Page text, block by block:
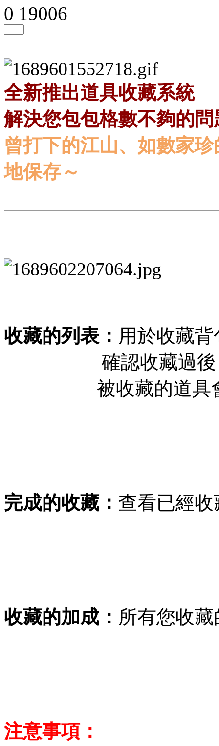
0 19006
全新推出道具收藏系統
解決您包包格數不夠的問
曾打下的江山、 如數家
地保存～
收藏的列表： 用於收藏
確認收藏過後，
被收藏的道具會
完成的收藏： 查看已經
收藏的加成： 所有您收
注意事項：